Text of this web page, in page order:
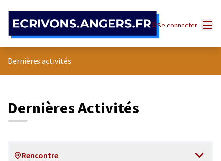
Se connecter
Dernières activités
Dernières Activités
Rencontre